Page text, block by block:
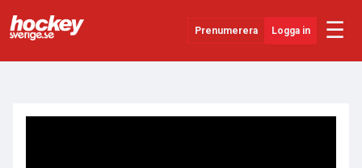
Prenumerera Logga in ☰